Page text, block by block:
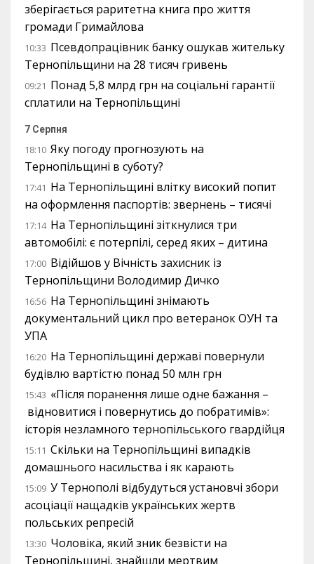
зберігається раритетна книга про життя
громади Гримайлова
10:33 Псевдопрацівник банку ошукав жительку
Тернопільщини на 28 тисяч гривень
09:21 Понад 5,8 млрд грн на соціальні гарантії
сплатили на Тернопільщині
7 Серпня
18:10 Яку погоду прогнозують на
Тернопільщині в суботу?
17:41 На Тернопільщині влітку високий попит
на оформлення паспортів: звернень – тисячі
17:14 На Тернопільщині зіткнулися три
автомобілі: є потерпілі, серед яких – дитина
17:00 Відійшов у Вічність захисник із
Тернопільщини Володимир Дичко
16:56 На Тернопільщині знімають
документальний цикл про ветеранок ОУН та
УПА
16:20 На Тернопільщині державі повернули
будівлю вартістю понад 50 млн грн
15:43 «Після поранення лише одне бажання –
відновитися і повернутись до побратимів»:
історія незламного тернопільського гвардійця
15:11 Скільки на Тернопільщині випадків
домашнього насильства і як карають
15:09 У Тернополі відбудуться установчі збори
асоціації нащадків українських жертв
польських репресій
13:30 Чоловіка, який зник безвісти на
Тернопільщині, знайшли мертвим